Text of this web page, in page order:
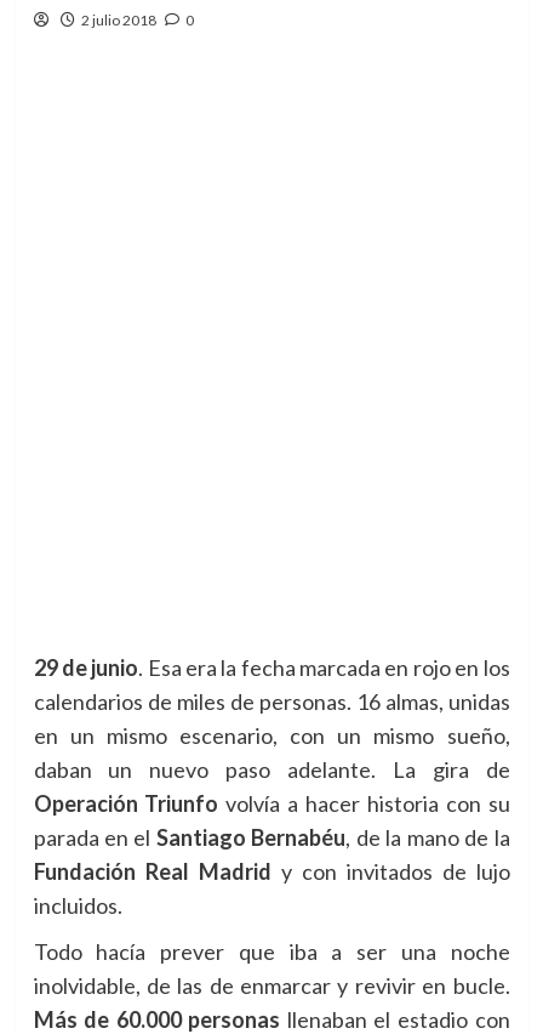
2 julio 2018 0
29 de junio. Esa era la fecha marcada en rojo en los
calendarios de miles de personas. 16 almas, unidas
en un mismo escenario, con un mismo sueño,
daban un nuevo paso adelante. La gira de
Operación Triunfo volvía a hacer historia con su
parada en el Santiago Bernabéu, de la mano de la
Fundación Real Madrid y con invitados de lujo
incluidos.
Todo hacía prever que iba a ser una noche
inolvidable, de las de enmarcar y revivir en bucle.
Más de 60.000 personas llenaban el estadio con